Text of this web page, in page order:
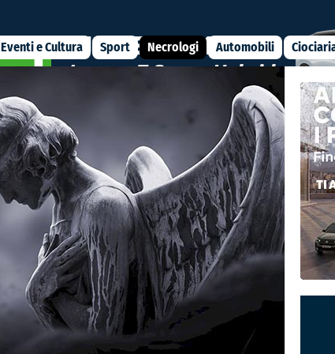
Eventi e Cultura Sport Necrologi Automobili